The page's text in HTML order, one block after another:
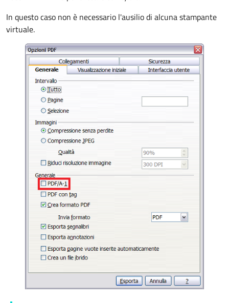
In questo caso non è necessario l'ausilio di alcuna stampante
virtuale.